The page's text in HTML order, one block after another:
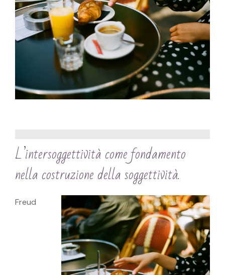
L’intersoggettività come fondamento
nella costruzione della soggettività.
Freud